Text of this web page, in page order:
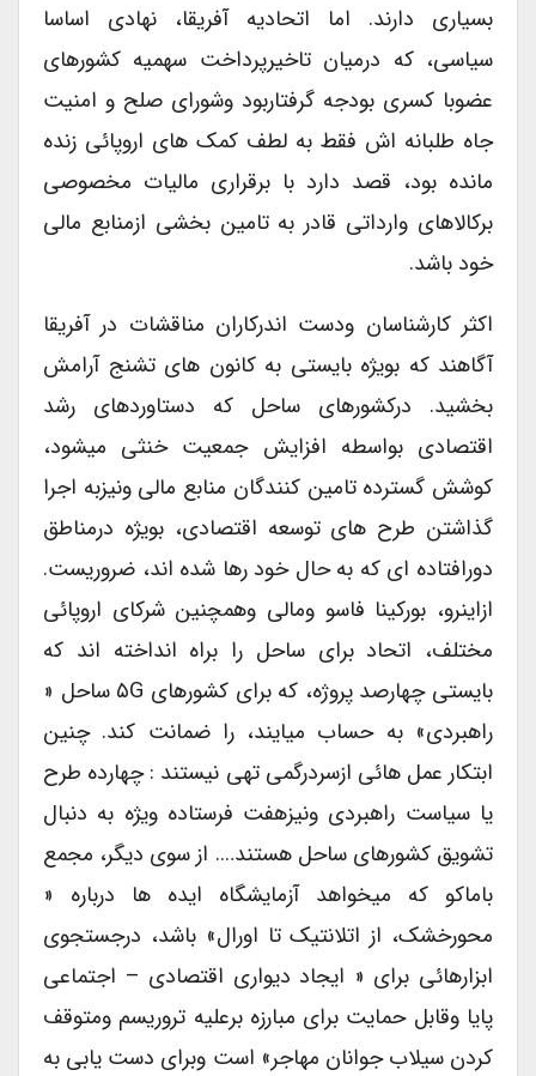
بسیاری دارند. اما اتحادیه آفریقا، نهادی اساسا
سیاسی، که درمیان تاخیرپرداخت سهمیه کشورهای
عضوبا کسری بودجه گرفتاربود وشورای صلح و امنیت
جاه طلبانه اش فقط به لطف کمک های اروپائی زنده
مانده بود، قصد دارد با برقراری مالیات مخصوصی
برکالاهای وارداتی قادر به تامین بخشی ازمنابع مالی
خود باشد.
اکثر کارشناسان ودست اندرکاران مناقشات در آفریقا
آگاهند که بویژه بایستی به کانون های تشنج آرامش
بخشید. درکشورهای ساحل که دستاوردهای رشد
اقتصادی بواسطه افزایش جمعیت خنثی میشود،
کوشش گسترده تامین کنندگان منابع مالی ونیزبه اجرا
گذاشتن طرح های توسعه اقتصادی، بویژه درمناطق
دورافتاده ای که به حال خود رها شده اند، ضروریست.
ازاینرو، بورکینا فاسو ومالی وهمچنین شرکای اروپائی
مختلف، اتحاد برای ساحل را براه انداخته اند که
بایستی چهارصد پروژه، که برای کشورهای ۵G ساحل «
راهبردی» به حساب میایند، را ضمانت کند. چنین
ابتکار عمل هائی ازسردرگمی تهی نیستند : چهارده طرح
یا سیاست راهبردی ونیزهفت فرستاده ویژه به دنبال
تشویق کشورهای ساحل هستند…. از سوی دیگر، مجمع
باماکو که میخواهد آزمایشگاه ایده ها درباره «
محورخشک، از اتلانتیک تا اورال» باشد، درجستجوی
ابزارهائی برای « ایجاد دیواری اقتصادی – اجتماعی
پایا وقابل حمایت برای مبارزه برعلیه تروریسم ومتوقف
کردن سیلاب جوانان مهاجر» است وبرای دست یابی به